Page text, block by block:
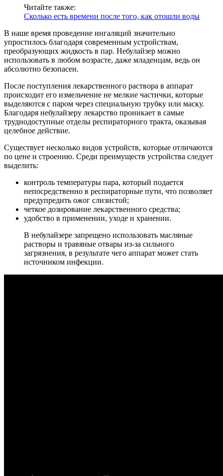
Читайте также:
Сколько есть времени после того, как отошли воды
В наше время проведение ингаляций значительно
упростилось благодаря современным устройствам,
преобразующих жидкость в пар. Небулайзер можно
использовать в любом возрасте, даже младенцам, ведь он
абсолютно безопасен.
После поступления лекарственного раствора в аппарат
происходит его измельчение не мелкие частички, которые
выделяются с паром через специальную трубку или маску.
Благодаря небулайзеру лекарство проникает в самые
труднодоступные отделы респираторного тракта, оказывая
целебное действие.
Существует несколько видов устройств, которые отличаются
по цене и строению. Среди преимуществ устройства следует
выделить:
контроль температуры пара, который подается
непосредственно в респираторные пути, что позволяет
предупредить ожог слизистой;
четкое дозирование лекарственного средства;
удобство в применении, уходе и хранении.
В небулайзере запрещено использовать масляные
растворы и травяные отвары из-за сильного
загрязнения, в результате чего аппарат может стать
источником инфекции.